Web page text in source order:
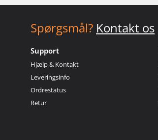
Spørgsmål? Kontakt os
Support
Hjælp & Kontakt
Leveringsinfo
Ordrestatus
Retur